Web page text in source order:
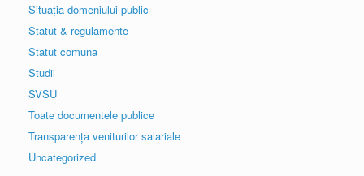
Situația domeniului public
Statut & regulamente
Statut comuna
Studii
SVSU
Toate documentele publice
Transparența veniturilor salariale
Uncategorized